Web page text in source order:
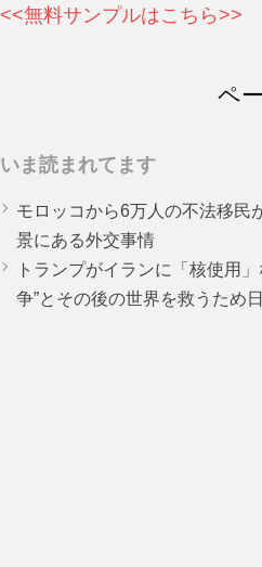
<<無料サンプルはこちら>>
ペ
いま読まれてます
モロッコから6万人の不法移民
景にある外交事情
トランプがイランに「核使用
争”とその後の世界を救うため